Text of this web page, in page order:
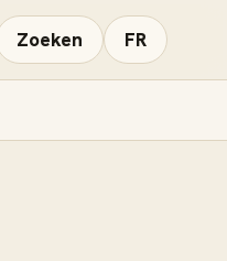
Zoeken FR